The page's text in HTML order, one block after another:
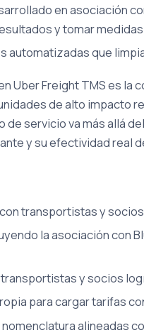
en asociación
y tomar
automatizadas que
Uber Freight TMS es
de alto impacto
servicio va más allá
y su efectividad real
transportistas y socios
la asociación con
y socios
para cargar tarifas
alineadas